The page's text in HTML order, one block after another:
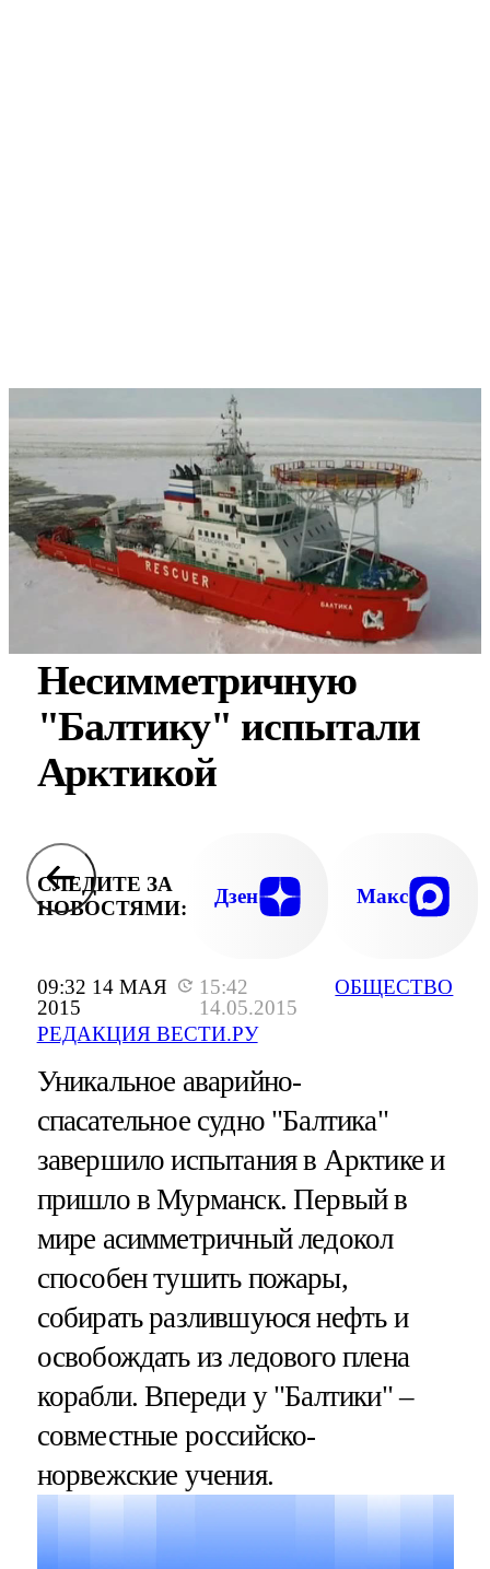
09:32 14 МАЯ
2015
15:42
14.05.2015
РЕДАКЦИЯ ВЕСТИ.РУ
ОБЩЕСТВО
Несимметричную
"Балтику" испытали
Арктикой
СЛЕДИТЕ ЗА
НОВОСТЯМИ:
Дзен Макс
Уникальное аварийно-
спасательное судно "Балтика"
завершило испытания в Арктике и
пришло в Мурманск. Первый в
мире асимметричный ледокол
способен тушить пожары,
собирать разлившуюся нефть и
освобождать из ледового плена
корабли. Впереди у "Балтики" –
совместные российско-
норвежские учения.